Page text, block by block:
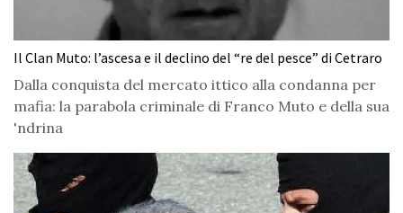
Il Clan Muto: l’ascesa e il declino del “re del pesce” di Cetraro
Dalla conquista del mercato ittico alla condanna per
mafia: la parabola criminale di Franco Muto e della sua
'ndrina